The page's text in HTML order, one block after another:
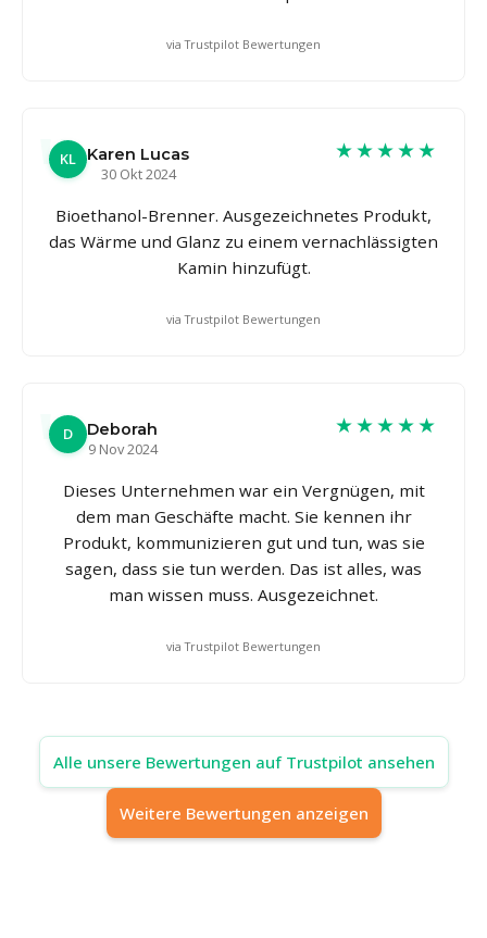
via Trustpilot Bewertungen
KL
Karen Lucas
30 Okt 2024
★★★★★
Bioethanol-Brenner. Ausgezeichnetes Produkt,
das Wärme und Glanz zu einem vernachlässigten
Kamin hinzufügt.
via Trustpilot Bewertungen
D
Deborah
9 Nov 2024
★★★★★
Dieses Unternehmen war ein Vergnügen, mit
dem man Geschäfte macht. Sie kennen ihr
Produkt, kommunizieren gut und tun, was sie
sagen, dass sie tun werden. Das ist alles, was
man wissen muss. Ausgezeichnet.
via Trustpilot Bewertungen
Alle unsere Bewertungen auf Trustpilot ansehen
Weitere Bewertungen anzeigen